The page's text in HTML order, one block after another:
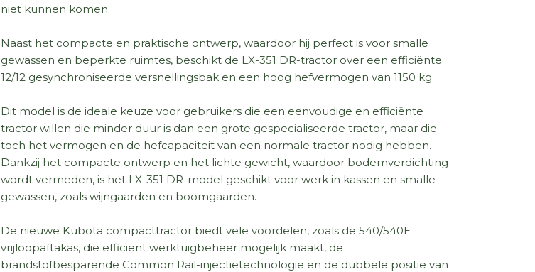
niet kunnen komen.
Naast het compacte en praktische ontwerp, waardoor hij perfect is voor smalle
gewassen en beperkte ruimtes, beschikt de LX-351 DR-tractor over een efficiënte
12/12 gesynchroniseerde versnellingsbak en een hoog hefvermogen van 1150 kg.
Dit model is de ideale keuze voor gebruikers die een eenvoudige en efficiënte
tractor willen die minder duur is dan een grote gespecialiseerde tractor, maar die
toch het vermogen en de hefcapaciteit van een normale tractor nodig hebben.
Dankzij het compacte ontwerp en het lichte gewicht, waardoor bodemverdichting
wordt vermeden, is het LX-351 DR-model geschikt voor werk in kassen en smalle
gewassen, zoals wijngaarden en boomgaarden.
De nieuwe Kubota compacttractor biedt vele voordelen, zoals de 540/540E
vrijloopaftakas, die efficiënt werktuigbeheer mogelijk maakt, de
brandstofbesparende Common Rail-injectietechnologie en de dubbele positie van